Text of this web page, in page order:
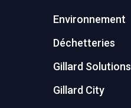
Environnement
Déchetteries
Gillard Solutions
Gillard City